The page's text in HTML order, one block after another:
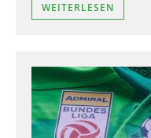
WEITERLESEN